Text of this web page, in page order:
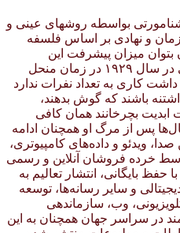
بواسطه روشهای عینی و
و نهادی بر اساس فلسفه
بتوان میزان پیشرفت این
اثرگذاری را سنجید. کریشنامورتی در سال ۱۹۲۹ در زمان منحل
کاری به تعداد نفرات ندارد
باشند که گوش بدهند،
بچرخانند همان کافی
پس از مرگ او همچنان ادامه
ویدئو و داده‌های کامپیوتری،
خرده فروشان آنلاین و رسمی
حفظ بایگانی، انتشار تعالیم به
و سایر رسانه‌ها، توسعه
وب، سازماندهی
در سراسر جهان همچنان به این